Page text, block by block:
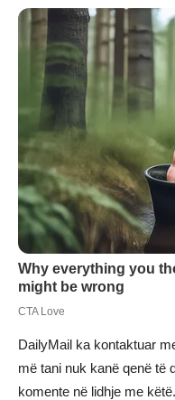
DailyMail ka kontaktuar
më tani nuk kanë qenë të
komente në lidhje me këtë.